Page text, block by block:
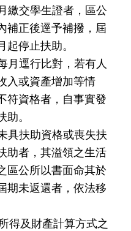
繳交學生證者，區公
補正後逕予補撥，屆
起停止扶助。
月逕行比對，若有人
入或資產增加等情
符資格者，自事實發
。
具扶助資格或喪失扶
助者，其溢領之生活
區公所以書面命其於
期未返還者，依法移
財產計算方式之